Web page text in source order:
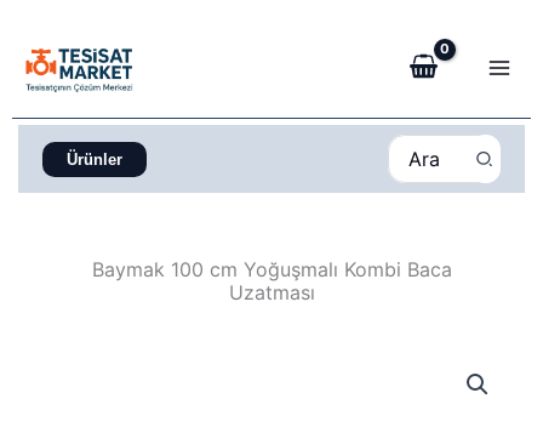
atla
Ürünler
Search
for:
Baymak 100 cm Yoğuşmalı Kombi Baca
Uzatması